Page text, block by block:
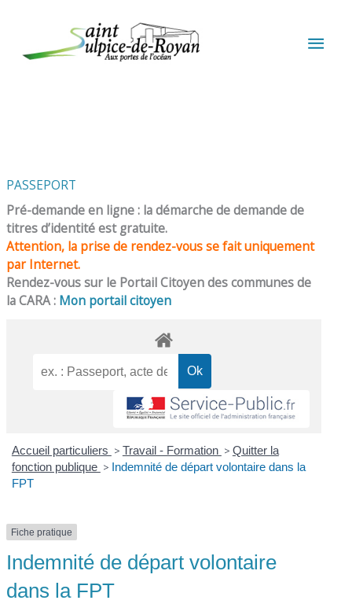
PASSEPORT
Pré-demande en ligne : la démarche de demande de
titres d’identité est gratuite.
Attention, la prise de rendez-vous se fait uniquement
par Internet.
Rendez-vous sur le Portail Citoyen des communes de
la CARA : Mon portail citoyen
Accueil particuliers > Travail - Formation > Quitter la
fonction publique > Indemnité de départ volontaire dans la
FPT
Fiche pratique
Indemnité de départ volontaire
dans la FPT